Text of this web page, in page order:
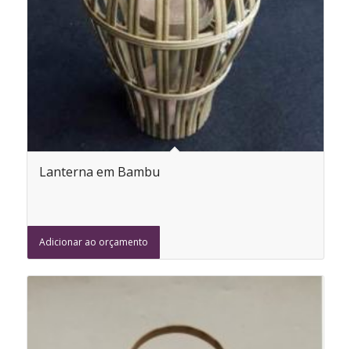
Lanterna em Bambu
Adicionar ao orçamento